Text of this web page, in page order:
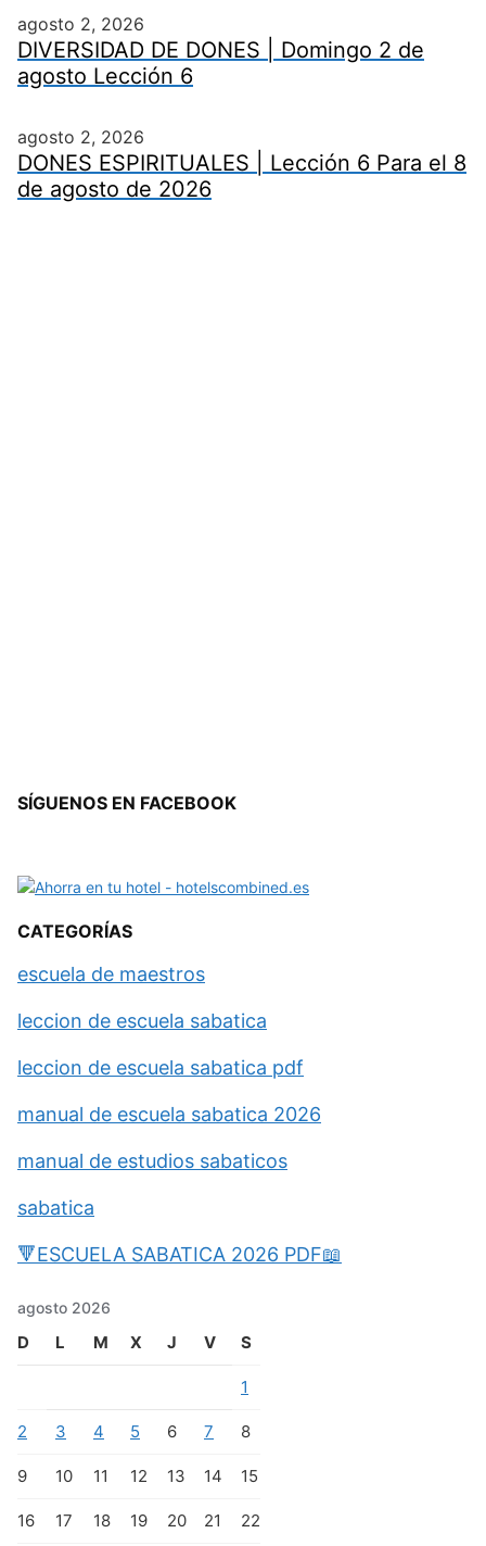
agosto 2, 2026
DIVERSIDAD DE DONES | Domingo 2 de
agosto Lección 6
agosto 2, 2026
DONES ESPIRITUALES | Lección 6 Para el 8
de agosto de 2026
SÍGUENOS EN FACEBOOK
CATEGORÍAS
escuela de maestros
leccion de escuela sabatica
leccion de escuela sabatica pdf
manual de escuela sabatica 2026
manual de estudios sabaticos
sabatica
🔻ESCUELA SABATICA 2026 PDF📖
agosto 2026
D L M X J V S
1
2 3 4 5 6 7 8
9 10 11 12 13 14 15
16 17 18 19 20 21 22